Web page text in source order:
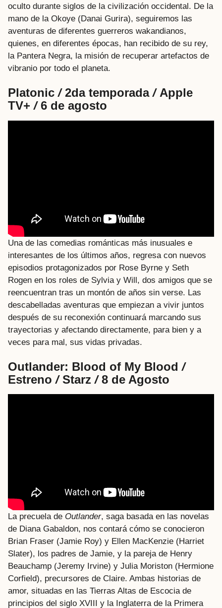
oculto durante siglos de la civilización occidental. De la
mano de la Okoye (Danai Gurira), seguiremos las
aventuras de diferentes guerreros wakandianos,
quienes, en diferentes épocas, han recibido de su rey,
la Pantera Negra, la misión de recuperar artefactos de
vibranio por todo el planeta.
Platonic/2da temporada/ Apple
TV+/6 de agosto
Una de las comedias románticas más inusuales e
interesantes de los últimos años, regresa con nuevos
episodios protagonizados por Rose Byrne y Seth
Rogen en los roles de Sylvia y Will, dos amigos que se
reencuentran tras un montón de años sin verse. Las
descabelladas aventuras que empiezan a vivir juntos
después de su reconexión continuará marcando sus
trayectorias y afectando directamente, para bien y a
veces para mal, sus vidas privadas.
Outlander: Blood of My Blood/
Estreno/Starz/8 de Agosto
La precuela de Outlander, saga basada en las novelas
de Diana Gabaldon, nos contará cómo se conocieron
Brian Fraser (Jamie Roy) y Ellen MacKenzie (Harriet
Slater), los padres de Jamie, y la pareja de Henry
Beauchamp (Jeremy Irvine) y Julia Moriston (Hermione
Corfield), precursores de Claire. Ambas historias de
amor, situadas en las Tierras Altas de Escocia de
principios del siglo XVIII y la Inglaterra de la Primera